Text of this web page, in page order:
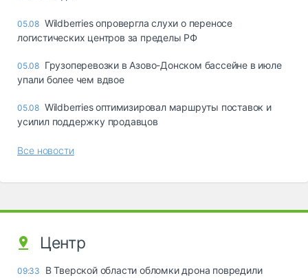
05.08 Wildberries опровергла слухи о переносе
логистических центров за пределы РФ
05.08 Грузоперевозки в Азово-Донском бассейне в июле
упали более чем вдвое
05.08 Wildberries оптимизировал маршруты поставок и
усилил поддержку продавцов
Все новости
Центр
09:33
В Тверской области обломки дрона повредили